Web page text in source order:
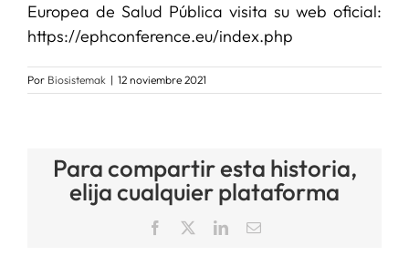
Europea de Salud Pública visita su web oficial:
https://ephconference.eu/index.php
Por Biosistemak | 12 noviembre 2021
Para compartir esta historia,
elija cualquier plataforma
Facebook LinkedInCorreo